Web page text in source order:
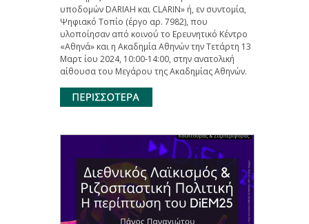
υποδομών DARIAH και CLARIN» ή, εν συντομία,
Ψηφιακό Τοπίο (έργο αρ. 7982), που
υλοποίησαν από κοινού το Ερευνητικό Κέντρο
«Αθηνά» και η Ακαδημία Αθηνών την Τετάρτη 13
Μαρτ ίου 2024, 10:00-14:00, στην ανατολική
αίθουσα του Μεγάρου της Ακαδημίας Αθηνών.